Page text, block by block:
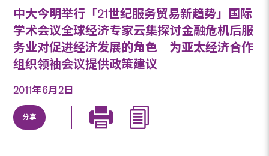
中大今明举行「21世纪服务贸易新趋势」国际
学术会议全球经济专家云集探讨金融危机后服
务业对促进经济发展的角色 为亚太经济合作
组织领袖会议提供政策建议
2011年6月2日
分享